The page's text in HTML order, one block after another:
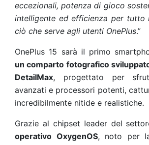
eccezionali, potenza di gioco
intelligente ed efficienza per
ciò che serve agli utenti OnePlus.”
OnePlus 15 sarà il primo
un comparto fotografico
DetailMax, progettato per
avanzati e processori potenti,
incredibilmente nitide e realistiche.
Grazie al chipset leader del
operativo OxygenOS, noto per